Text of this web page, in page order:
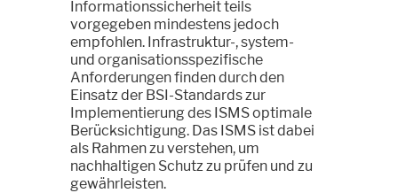
Informationssicherheit teils
vorgegeben mindestens jedoch
empfohlen. Infrastruktur-, system-
und organisationsspezifische
Anforderungen finden durch den
Einsatz der BSI-Standards zur
Implementierung des ISMS optimale
Berücksichtigung. Das ISMS ist dabei
als Rahmen zu verstehen, um
nachhaltigen Schutz zu prüfen und zu
gewährleisten.